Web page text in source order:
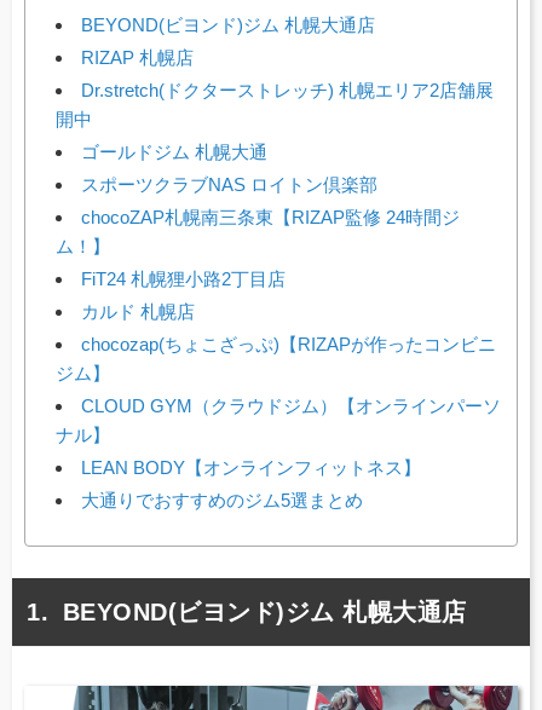
BEYOND(ビヨンド)ジム 札幌大通店
RIZAP 札幌店
Dr.stretch(ドクターストレッチ) 札幌エリア2店舗展
開中
ゴールドジム 札幌大通
スポーツクラブNAS ロイトン倶楽部
chocoZAP札幌南三条東【RIZAP監修 24時間ジ
ム！】
FiT24 札幌狸小路2丁目店
カルド 札幌店
chocozap(ちょこざっぷ)【RIZAPが作ったコンビニ
ジム】
CLOUD GYM（クラウドジム）【オンラインパーソ
ナル】
LEAN BODY【オンラインフィットネス】
大通りでおすすめのジム5選まとめ
BEYOND(ビヨンド)ジム 札幌大通店